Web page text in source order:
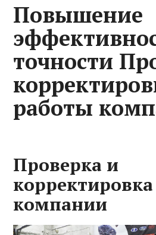
Повышение
точности
работы
Проверка и
компании